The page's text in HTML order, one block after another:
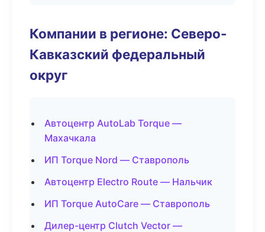
Компании в регионе: Северо-
Кавказский федеральный
округ
Автоцентр AutoLab Torque —
Махачкала
ИП Torque Nord — Ставрополь
Автоцентр Electro Route — Нальчик
ИП Torque AutoCare — Ставрополь
Дилер-центр Clutch Vector —